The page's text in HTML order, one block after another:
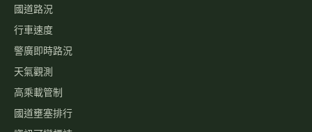
今日國道車禍
服務
國道事故影像資料庫
歷史車速
經緯度查即時影像